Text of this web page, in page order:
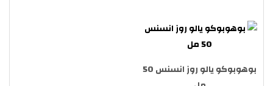
بوهوبوكو يالو روز انسنس 50